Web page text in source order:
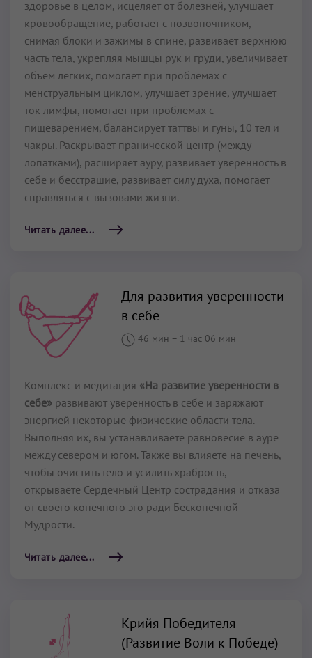
здоровье в целом, исцеляет от болезней, улучшает
кровообращение, работает с позвоночником,
снимая блоки и зажимы в спине, развивает верхнюю
часть тела, укрепляя мышцы рук и груди, увеличивает
объем легких, помогает при проблемах с
менструальным циклом, улучшает зрение, улучшает
ток лимфы, помогает при проблемах с
пищеварением, балансирует таттвы и гуны, 10 тел и
чакры. Раскрывает пранической центр (между
лопатками), расширяет ауру, развивает уверенность в
себе и бесстрашие, развивает силу духа, помогает
справляться с вызовами жизни.
Читать далее...
Для развития уверенности
в себе
46 мин – 1 час 06 мин
Комплекс и медитация «На развитие уверенности в
себе» развивают уверенность в себе и заряжают
энергией некоторые физические области тела.
Выполняя их, вы устанавливаете равновесие в ауре
между севером и югом. Также вы влияете на печень,
чтобы очистить тело и усилить храбрость,
открываете Сердечный Центр сострадания и отказа
от своего конечного эго ради Бесконечной
Мудрости.
Читать далее...
Крийя Победителя
(Развитие Воли к Победе)